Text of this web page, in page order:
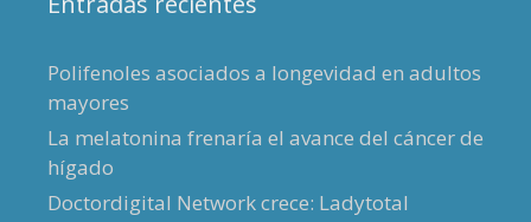
Polifenoles asociados a longevidad en adultos
mayores
La melatonina frenaría el avance del cáncer de
hígado
Doctordigital Network crece: Ladytotal